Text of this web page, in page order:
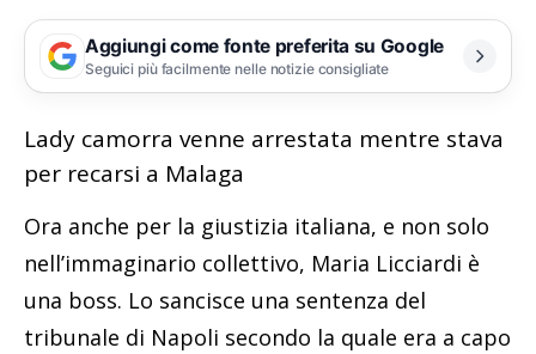
Aggiungi come fonte preferita su Google
Seguici più facilmente nelle notizie consigliate
Lady camorra venne arrestata mentre stava
per recarsi a Malaga
Ora anche per la giustizia italiana, e non solo
nell’immaginario collettivo, Maria Licciardi è
una boss. Lo sancisce una sentenza del
tribunale di Napoli secondo la quale era a capo